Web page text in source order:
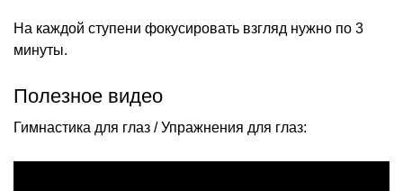
На каждой ступени фокусировать взгляд нужно по 3
минуты.
Полезное видео
Гимнастика для глаз / Упражнения для глаз: